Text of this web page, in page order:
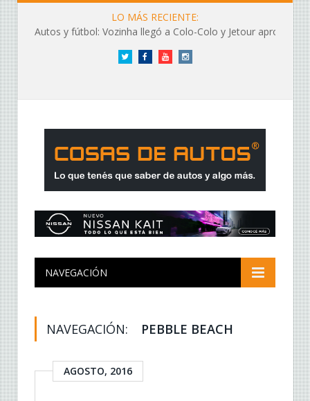
LO MÁS RECIENTE:
Autos y fútbol: Vozinha llegó a Colo-Colo y Jetour aprovechó los flashes
Twitter FacebookYouTubeInstagram
NAVEGACIÓN
NAVEGACIÓN: PEBBLE BEACH
AGOSTO, 2016